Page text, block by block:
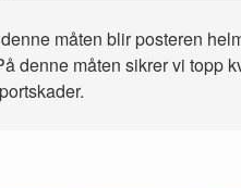
måten blir posteren
denne måten sikrer vi topp